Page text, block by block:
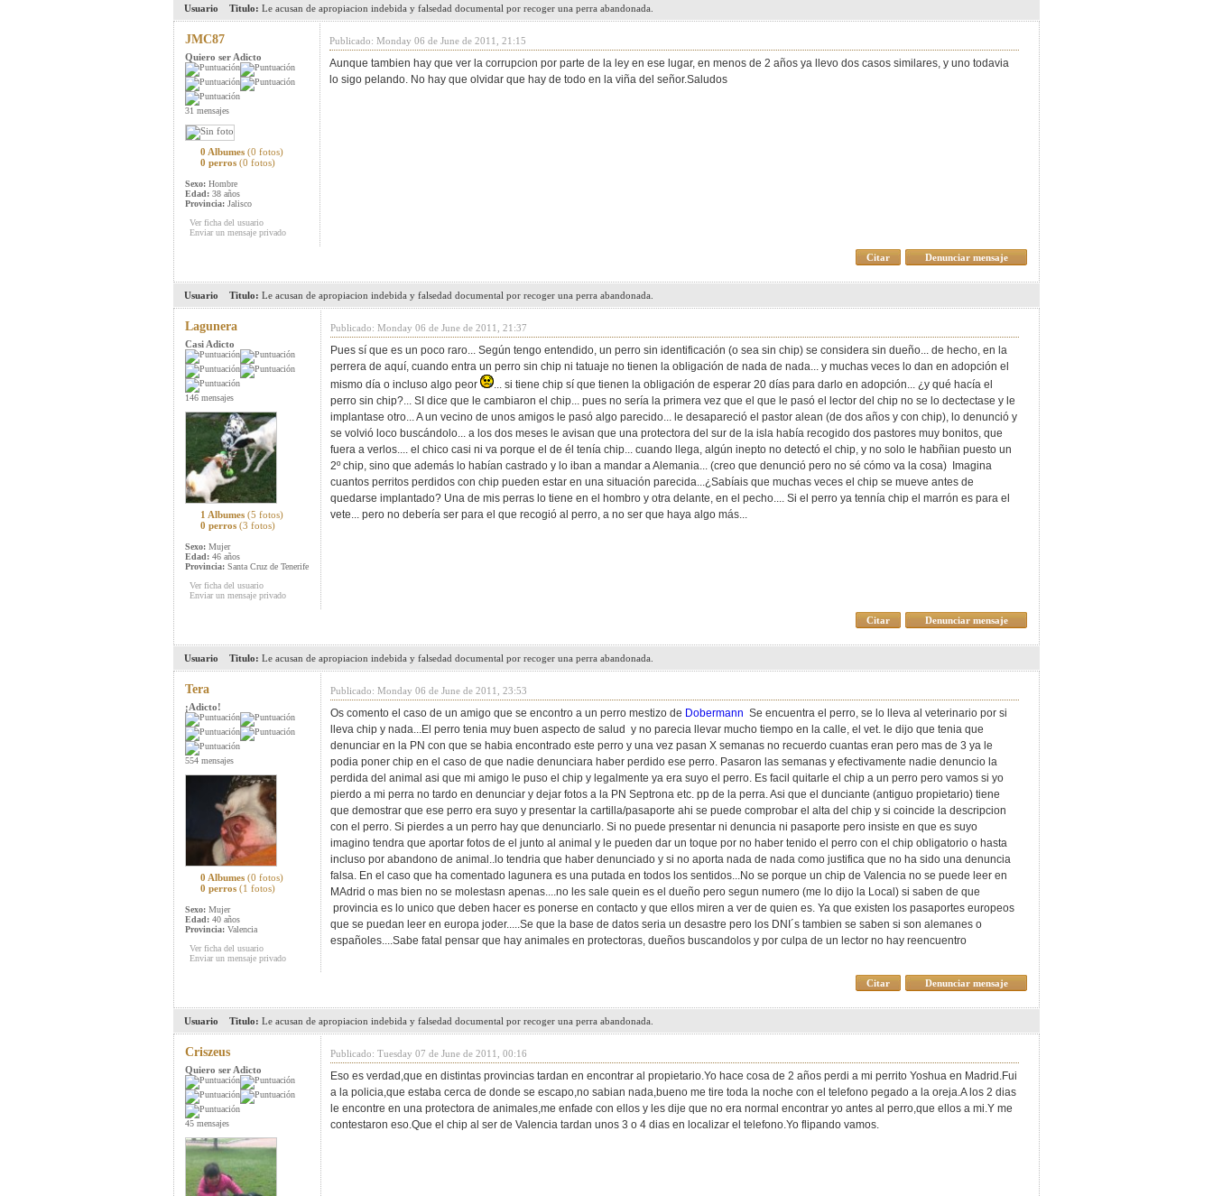
Usuario Titulo: Le acusan de apropiacion indebida y falsedad documental por recoger una perra abandonada.
JMC87
Quiero ser Adicto
31 mensajes
0 Albumes (0 fotos)
0 perros (0 fotos)
Sexo: Hombre
Edad: 38 años
Provincia: Jalisco
Ver ficha del usuario
Enviar un mensaje privado
Publicado: Monday 06 de June de 2011, 21:15
Aunque tambien hay que ver la corrupcion por parte de la ley en ese lugar, en menos de 2 años ya llevo dos casos similares, y uno todavia
lo sigo pelando. No hay que olvidar que hay de todo en la viña del señor.Saludos
Denunciar mensaje
Citar
Usuario Titulo: Le acusan de apropiacion indebida y falsedad documental por recoger una perra abandonada.
Lagunera
Casi Adicto
146 mensajes
1 Albumes (5 fotos)
0 perros (3 fotos)
Sexo: Mujer
Edad: 46 años
Provincia: Santa Cruz de Tenerife
Ver ficha del usuario
Enviar un mensaje privado
Publicado: Monday 06 de June de 2011, 21:37
Pues sí que es un poco raro... Según tengo entendido, un perro sin identificación (o sea sin chip) se considera sin dueño... de hecho, en la
perrera de aquí, cuando entra un perro sin chip ni tatuaje no tienen la obligación de nada de nada... y muchas veces lo dan en adopción el
mismo día o incluso algo peor
... si tiene chip sí que tienen la obligación de esperar 20 días para darlo en adopción... ¿y qué hacía el
perro sin chip?... SI dice que le cambiaron el chip... pues no sería la primera vez que el que le pasó el lector del chip no se lo dectectase y le
implantase otro... A un vecino de unos amigos le pasó algo parecido... le desapareció el pastor alean (de dos años y con chip), lo denunció y
se volvió loco buscándolo... a los dos meses le avisan que una protectora del sur de la isla había recogido dos pastores muy bonitos, que
fuera a verlos.... el chico casi ni va porque el de él tenía chip... cuando llega, algún inepto no detectó el chip, y no solo le habñian puesto un
2º chip, sino que además lo habían castrado y lo iban a mandar a Alemania... (creo que denunció pero no sé cómo va la cosa) Imagina
cuantos perritos perdidos con chip pueden estar en una situación parecida...¿Sabíais que muchas veces el chip se mueve antes de
quedarse implantado? Una de mis perras lo tiene en el hombro y otra delante, en el pecho.... Si el perro ya tennía chip el marrón es para el
vete... pero no debería ser para el que recogió al perro, a no ser que haya algo más...
Denunciar mensaje
Citar
Usuario Titulo: Le acusan de apropiacion indebida y falsedad documental por recoger una perra abandonada.
Tera
¡Adicto!
554 mensajes
0 Albumes (0 fotos)
0 perros (1 fotos)
Sexo: Mujer
Edad: 40 años
Provincia: Valencia
Ver ficha del usuario
Enviar un mensaje privado
Publicado: Monday 06 de June de 2011, 23:53
Os comento el caso de un amigo que se encontro a un perro mestizo de Dobermann Se encuentra el perro, se lo lleva al veterinario por si
lleva chip y nada...El perro tenia muy buen aspecto de salud y no parecia llevar mucho tiempo en la calle, el vet. le dijo que tenia que
denunciar en la PN con que se habia encontrado este perro y una vez pasan X semanas no recuerdo cuantas eran pero mas de 3 ya le
podia poner chip en el caso de que nadie denunciara haber perdido ese perro. Pasaron las semanas y efectivamente nadie denuncio la
perdida del animal asi que mi amigo le puso el chip y legalmente ya era suyo el perro. Es facil quitarle el chip a un perro pero vamos si yo
pierdo a mi perra no tardo en denunciar y dejar fotos a la PN Septrona etc. pp de la perra. Asi que el dunciante (antiguo propietario) tiene
que demostrar que ese perro era suyo y presentar la cartilla/pasaporte ahi se puede comprobar el alta del chip y si coincide la descripcion
con el perro. Si pierdes a un perro hay que denunciarlo. Si no puede presentar ni denuncia ni pasaporte pero insiste en que es suyo
imagino tendra que aportar fotos de el junto al animal y le pueden dar un toque por no haber tenido el perro con el chip obligatorio o hasta
incluso por abandono de animal..lo tendria que haber denunciado y si no aporta nada de nada como justifica que no ha sido una denuncia
falsa. En el caso que ha comentado lagunera es una putada en todos los sentidos...No se porque un chip de Valencia no se puede leer en
MAdrid o mas bien no se molestasn apenas....no les sale quein es el dueño pero segun numero (me lo dijo la Local) si saben de que
provincia es lo unico que deben hacer es ponerse en contacto y que ellos miren a ver de quien es. Ya que existen los pasaportes europeos
que se puedan leer en europa joder.....Se que la base de datos seria un desastre pero los DNI´s tambien se saben si son alemanes o
españoles....Sabe fatal pensar que hay animales en protectoras, dueños buscandolos y por culpa de un lector no hay reencuentro
Denunciar mensaje
Citar
Usuario Titulo: Le acusan de apropiacion indebida y falsedad documental por recoger una perra abandonada.
Criszeus
Quiero ser Adicto
45 mensajes
Publicado: Tuesday 07 de June de 2011, 00:16
Eso es verdad,que en distintas provincias tardan en encontrar al propietario.Yo hace cosa de 2 años perdi a mi perrito Yoshua en Madrid.Fui
a la policia,que estaba cerca de donde se escapo,no sabian nada,bueno me tire toda la noche con el telefono pegado a la oreja.A los 2 dias
le encontre en una protectora de animales,me enfade con ellos y les dije que no era normal encontrar yo antes al perro,que ellos a mi.Y me
contestaron eso.Que el chip al ser de Valencia tardan unos 3 o 4 dias en localizar el telefono.Yo flipando vamos.